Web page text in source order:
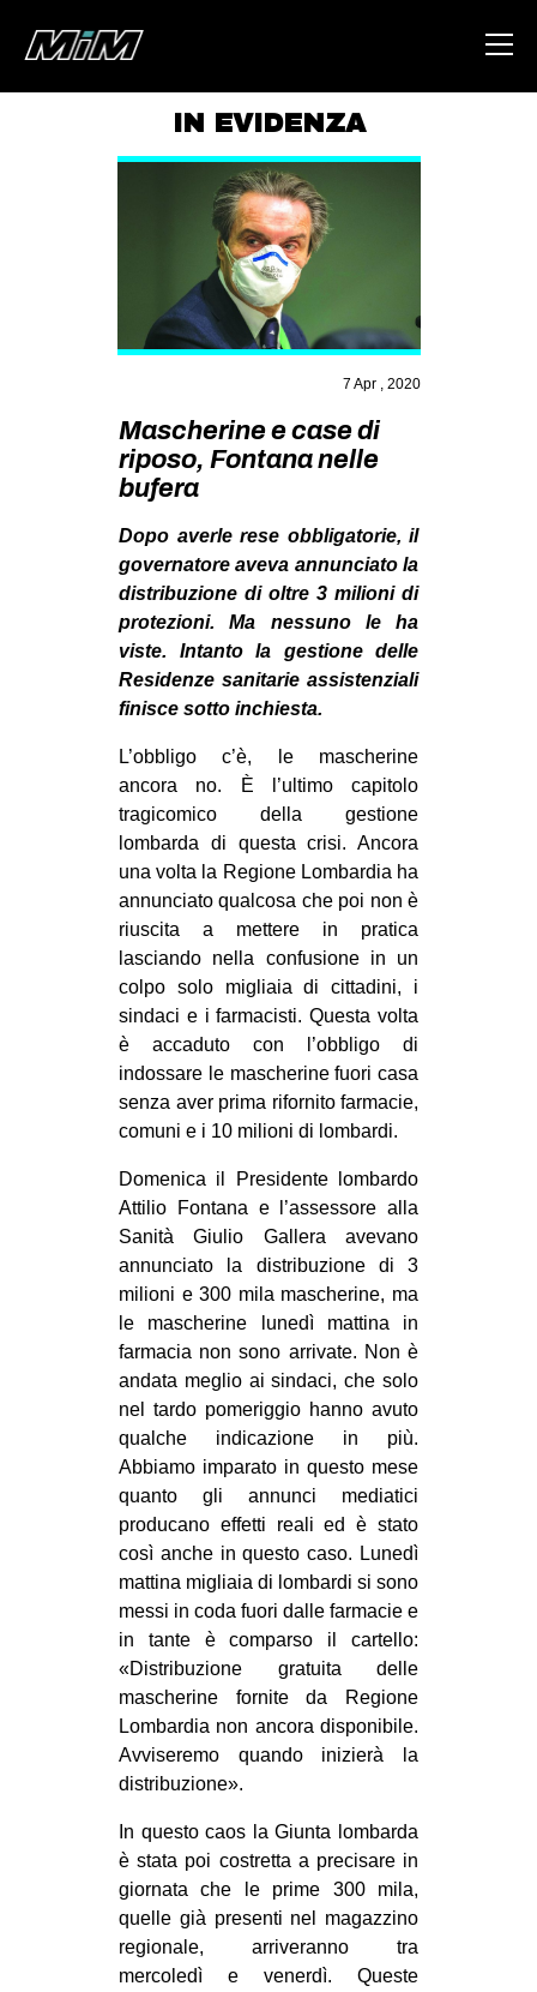
ABOUT
AREA
DEGENERAZIONE
GAZA FREESTYLE
CSOA LAMBRETTA
MSM
STUDENTI TSUNAMI
MOBILITAZIONI
SPAZI
SPORT POPOLARE
AMBIENTE
ANTIFASCISMO
DIRITTO ALL’ABITARE
GENERI
MIGRAZIONI
PRECARIATO
REPRESSIONE
STUDENTI
CULTURE
ARTE
CINEMA
MUSICA
RECENSIONI
INTERNAZIONALE
AFRICA
AMERICHE
ESTREMO ORIENTE
EUROPA
MEDIO ORIENTE
EVENTI
in
Fb
bsky
ms
SEARCH
IN EVIDENZA
7 Apr , 2020
Mascherine e case di
riposo, Fontana nelle
bufera
Dopo averle rese obbligatorie, il
governatore aveva annunciato la
distribuzione di oltre 3 milioni di
protezioni. Ma nessuno le ha
viste. Intanto la gestione delle
Residenze sanitarie assistenziali
finisce sotto inchiesta.
L’obbligo c’è, le mascherine
ancora no. È l’ultimo capitolo
tragicomico della gestione
lombarda di questa crisi. Ancora
una volta la Regione Lombardia ha
annunciato qualcosa che poi non è
riuscita a mettere in pratica
lasciando nella confusione in un
colpo solo migliaia di cittadini, i
sindaci e i farmacisti. Questa volta
è accaduto con l’obbligo di
indossare le mascherine fuori casa
senza aver prima rifornito farmacie,
comuni e i 10 milioni di lombardi.
Domenica il Presidente lombardo
Attilio Fontana e l’assessore alla
Sanità Giulio Gallera avevano
annunciato la distribuzione di 3
milioni e 300 mila mascherine, ma
le mascherine lunedì mattina in
farmacia non sono arrivate. Non è
andata meglio ai sindaci, che solo
nel tardo pomeriggio hanno avuto
qualche indicazione in più.
Abbiamo imparato in questo mese
quanto gli annunci mediatici
producano effetti reali ed è stato
così anche in questo caso. Lunedì
mattina migliaia di lombardi si sono
messi in coda fuori dalle farmacie e
in tante è comparso il cartello:
«Distribuzione gratuita delle
mascherine fornite da Regione
Lombardia non ancora disponibile.
Avviseremo quando inizierà la
distribuzione».
In questo caos la Giunta lombarda
è stata poi costretta a precisare in
giornata che le prime 300 mila,
quelle già presenti nel magazzino
regionale, arriveranno tra
mercoledì e venerdì. Queste